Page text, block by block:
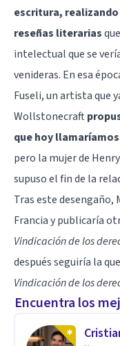
escritura,
reseñas literarias
intelectual que se
venideras. En esa
Fuseli, un artista que
Wollstonecraft
que hoy
pero la mujer de
supuso el fin de la
Tras este
Francia y publicaría
Vindicación de los
después seguiría la
Vindicación de los
Encuentra los